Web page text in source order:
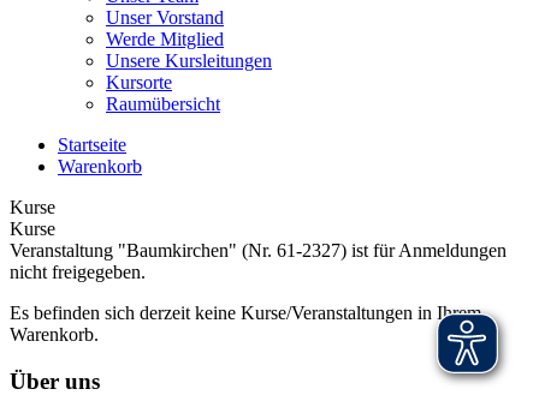
Unser Vorstand
Werde Mitglied
Unsere Kursleitungen
Kursorte
Raumübersicht
Startseite
Warenkorb
Kurse
Kurse
Veranstaltung "Baumkirchen" (Nr. 61-2327) ist für Anmeldungen
nicht freigegeben.
Es befinden sich derzeit keine Kurse/Veranstaltungen in Ihrem
Warenkorb.
Über uns